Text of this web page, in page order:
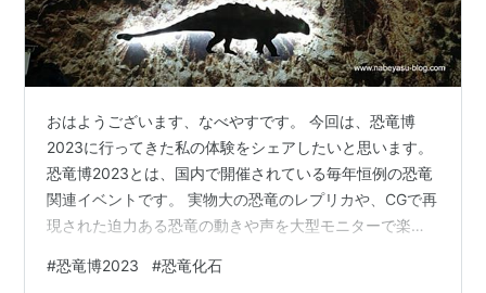
おはようございます、なべやすです。 今回は、恐竜博
2023に行ってきた私の体験をシェアしたいと思います。
恐竜博2023とは、国内で開催されている毎年恒例の恐竜
関連イベントです。 実物大の恐竜のレプリカや、CGで再
現された迫力ある恐竜の動きや声を大型モニターで楽し
恐竜に関するあらゆるものを見て知ることができます。
#恐竜博2023 #恐竜化石